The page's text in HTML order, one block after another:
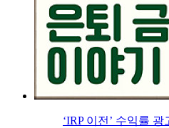
‘IRP 이전’ 수익률